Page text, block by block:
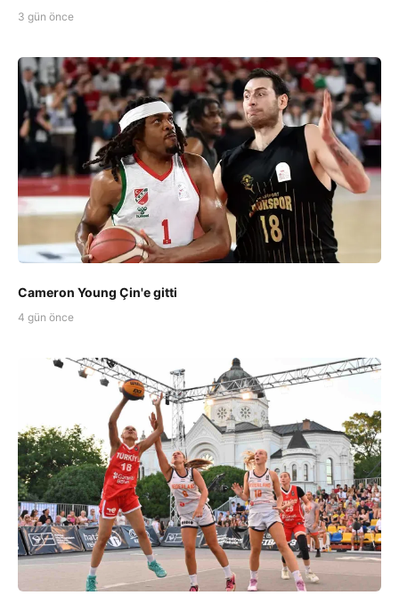
3 gün önce
Cameron Young Çin'e gitti
4 gün önce